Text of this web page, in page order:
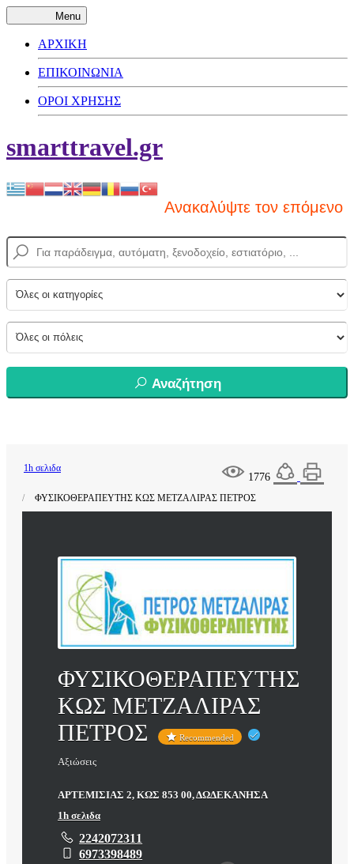
Menu
ΑΡΧΙΚΗ
ΕΠΙΚΟΙΝΩΝΙΑ
ΟΡΟΙ ΧΡΗΣΗΣ
smarttravel.gr
Ανακαλύψτε τον επόμενο
Αναζήτηση
1776
1h σελιδα
ΦΥΣΙΚΟΘΕΡΑΠΕΥΤΗΣ ΚΩΣ ΜΕΤΖΑΛΙΡΑΣ ΠΕΤΡΟΣ
ΦΥΣΙΚΟΘΕΡΑΠΕΥΤΗΣ
ΚΩΣ ΜΕΤΖΑΛΙΡΑΣ
ΠΕΤΡΟΣ
Recommended
Αξιώσεις
ΑΡΤΕΜΙΣΙΑΣ 2, ΚΩΣ 853 00, ΔΩΔΕΚΑΝΗΣΑ
1h σελιδα
2242072311
6973398489